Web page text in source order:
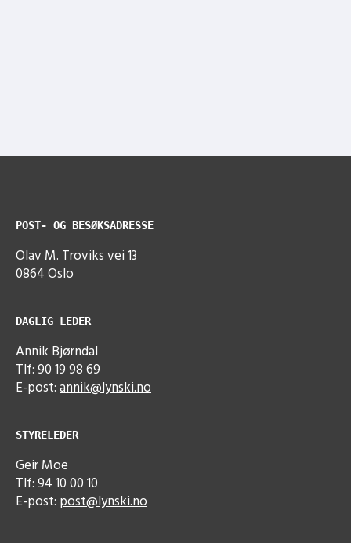
POST- OG BESØKSADRESSE
Olav M. Troviks vei 13
0864 Oslo
DAGLIG LEDER
Annik Bjørndal
Tlf: 90 19 98 69
E-post:annik@lynski.no
STYRELEDER
Geir Moe
Tlf: 94 10 00 10
E-post: post@lynski.no